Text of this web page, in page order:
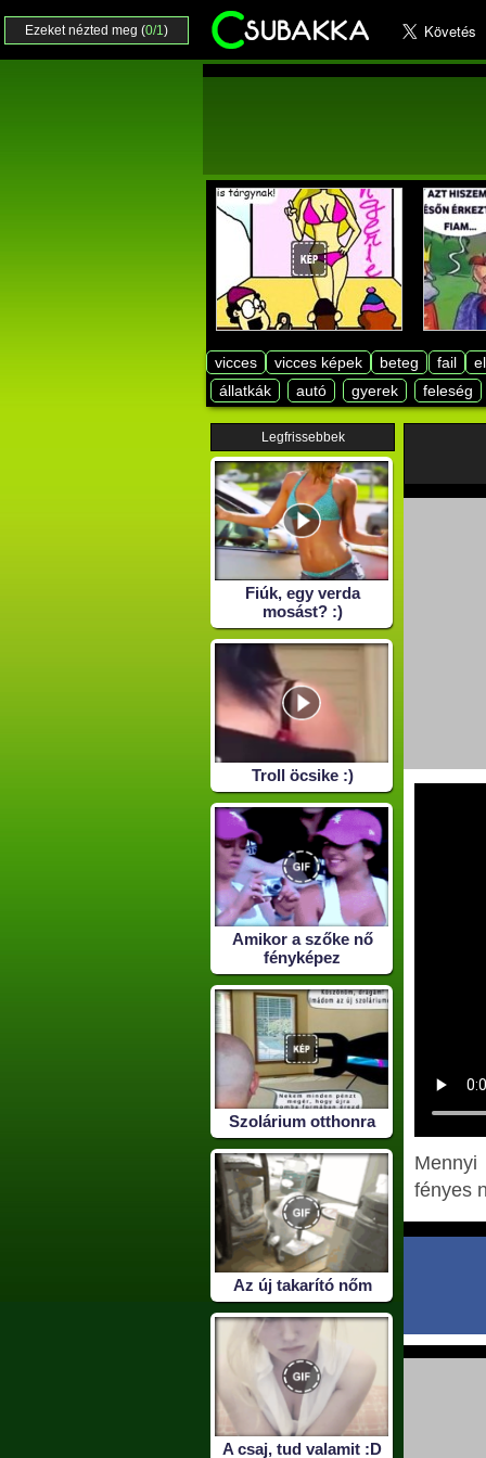
Ezeket nézted meg (0/1)
vicces vicces képek beteg fail
állatkák
autó gyerek feleség
Legfrissebbek
Fiúk, egy verda
mosást? :)
Troll öcsike :)
Amikor a szőke nő
fényképez
Szolárium otthonra
Az új takarító nőm
A csaj, tud valamit :D
fényes